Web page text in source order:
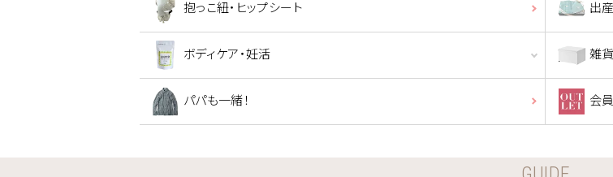
抱っこ紐・ヒップシート 出
ボディケア・妊活 雑
パパも一緒！ 会